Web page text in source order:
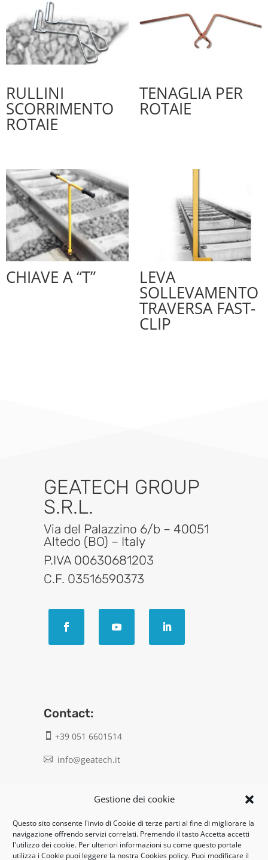
Gestione dei cookie
Questo sito consente l'invio di Cookie di terze parti al fine di migliorare la
navigazione offrendo servizi correlati. Premendo il tasto Accetta accetti
l'utilizzo dei cookie. Per ulteriori informazioni su come questo portale
utilizza i Cookie puoi leggere la nostra Cookies policy. Puoi modificare il
RULLINI
SCORRIMENTO
ROTAIE
TENAGLIA PER
ROTAIE
CHIAVE A “T” LEVA
SOLLEVAMENTO
TRAVERSA FAST-
CLIP
GEATECH GROUP
S.R.L.
Via del Palazzino 6/b – 40051
Altedo (BO) – Italy
P.IVA 00630681203
C.F. 03516590373
Contact:
 +39 051 6601514
 info@geatech.it
Legal:
Privacy policy